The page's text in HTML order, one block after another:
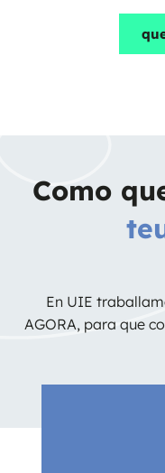
Como
En UIE
AGORA, para que